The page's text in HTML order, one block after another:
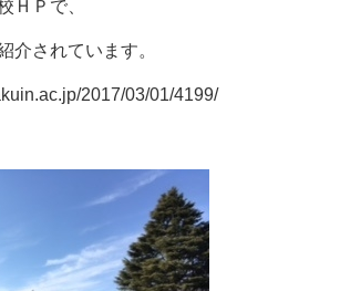
ＨＰで、
介されています。
2017/03/01/4199/